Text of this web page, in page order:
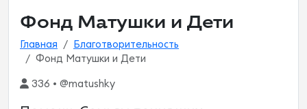
Фонд Матушки и Дети
Главная
Благотворительность
Фонд Матушки и Дети
336 • @matushky